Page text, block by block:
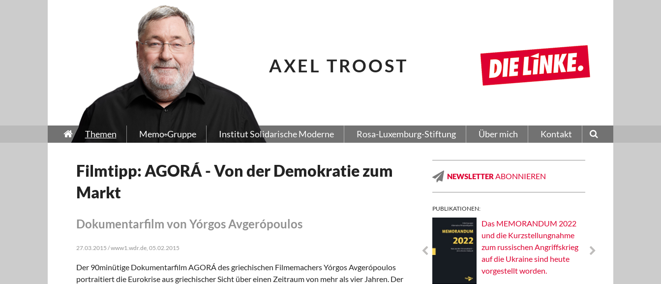
AXEL TROOST
Themen Memo-Gruppe Institut Solidarische Moderne Rosa-Luxemburg-Stiftung Über mich Kontakt
Filmtipp: AGORÁ - Von der Demokratie zum
Markt
Dokumentarfilm von Yórgos Avgerópoulos
27.03.2015 / www1.wdr.de, 05.02.2015
Der 90minütige Dokumentarfilm AGORÁ des griechischen Filmemachers Yórgos Avgerópoulos
portraitiert die Eurokrise aus griechischer Sicht über einen Zeitraum von mehr als vier Jahren. Der
NEWSLETTER ABONNIEREN
PUBLIKATIONEN:
Das MEMORANDUM 2022
und die Kurzstellungnahme
zum russischen Angriffskrieg
auf die Ukraine sind heute
vorgestellt worden.